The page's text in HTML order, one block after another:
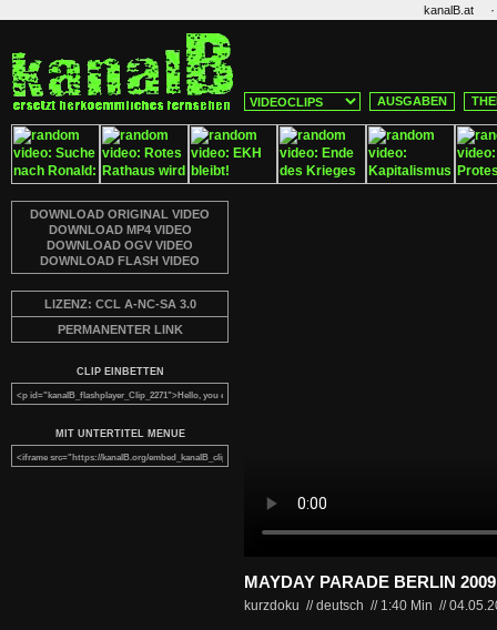
kanalB.at ·
AUSGABEN
DOWNLOAD ORIGINAL VIDEO
DOWNLOAD MP4 VIDEO
DOWNLOAD OGV VIDEO
DOWNLOAD FLASH VIDEO
LIZENZ: CCL A-NC-SA 3.0
PERMANENTER LINK
CLIP EINBETTEN
MIT UNTERTITEL MENUE
MAYDAY PARADE BERLIN 2009
kurzdoku // deutsch // 1:40 Min //